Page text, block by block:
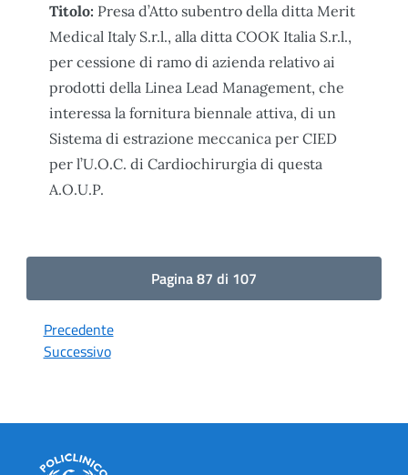
Titolo: Presa d’Atto subentro della ditta Merit
Medical Italy S.r.l., alla ditta COOK Italia S.r.l.,
per cessione di ramo di azienda relativo ai
prodotti della Linea Lead Management, che
interessa la fornitura biennale attiva, di un
Sistema di estrazione meccanica per CIED
per l’U.O.C. di Cardiochirurgia di questa
A.O.U.P.
Pagina 87 di 107
Precedente
Successivo